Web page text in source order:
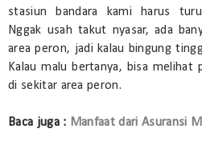
stasiun bandara kami harus
Nggak usah takut nyasar, ada
area peron, jadi kalau bingung
Kalau malu bertanya, bisa melihat
di sekitar area peron.
Baca juga : Manfaat dari Asuransi